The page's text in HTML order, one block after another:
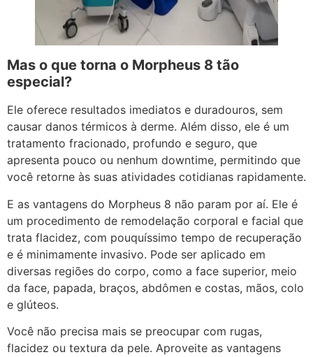
Mas o que torna o Morpheus 8 tão
especial?
Ele oferece resultados imediatos e duradouros, sem
causar danos térmicos à derme. Além disso, ele é um
tratamento fracionado, profundo e seguro, que
apresenta pouco ou nenhum downtime, permitindo que
você retorne às suas atividades cotidianas rapidamente.
E as vantagens do Morpheus 8 não param por aí. Ele é
um procedimento de remodelação corporal e facial que
trata flacidez, com pouquíssimo tempo de recuperação
e é minimamente invasivo. Pode ser aplicado em
diversas regiões do corpo, como a face superior, meio
da face, papada, braços, abdômen e costas, mãos, colo
e glúteos.
Você não precisa mais se preocupar com rugas,
flacidez ou textura da pele. Aproveite as vantagens